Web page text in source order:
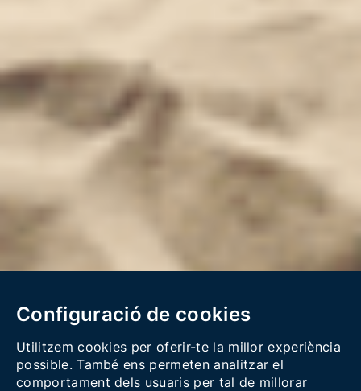
Configuració de cookies
Utilitzem cookies per oferir-te la millor experiència
possible. També ens permeten analitzar el
comportament dels usuaris per tal de millorar